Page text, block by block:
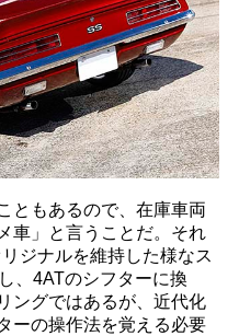
ともあるので、在庫車両
車」と言うことだ。それ
ジナルを維持した様なス
、4ATのシフターに換
ングではあるが、近代化
ーの操作法を覚える必要